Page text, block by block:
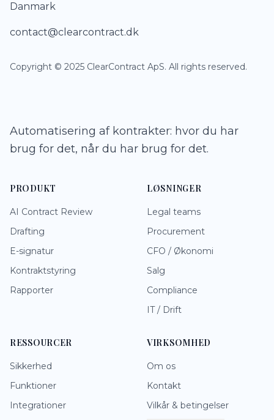
Danmark
contact@clearcontract.dk
Copyright © 2025 ClearContract ApS. All rights reserved.
Automatisering af kontrakter: hvor du har
brug for det, når du har brug for det.
PRODUKT
AI Contract Review
Drafting
E-signatur
Kontraktstyring
Rapporter
LØSNINGER
Legal teams
Procurement
CFO / Økonomi
Salg
Compliance
IT / Drift
RESSOURCER
Sikkerhed
Funktioner
Integrationer
VIRKSOMHED
Om os
Kontakt
Vilkår & betingelser